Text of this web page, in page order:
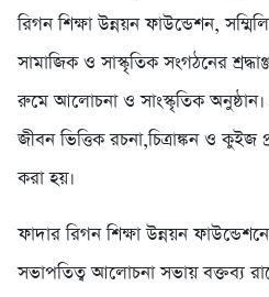
রিগন শিক্ষা উন্নয়ন ফাউন্ডেশন,
সামাজিক ও সাস্কৃতিক সংগঠনের
রুমে আলোচনা ও সাংস্কৃতিক অনুষ্ঠান।
জীবন ভিত্তিক রচনা,চিত্রাঙ্কন ও কুইজ
করা হয়।
ফাদার রিগন শিক্ষা উন্নয়ন
সভাপতিত্ব আলোচনা সভায় বক্তব্য